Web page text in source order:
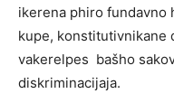
ikerena phiro
kupe, konstitutivnikane
vakerelpes bašho
diskriminacijaja.